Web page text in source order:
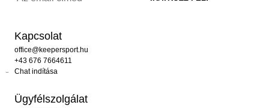
Kapcsolat
office@keepersport.hu
+43 676 7664611
Chat indítása
Ügyfélszolgálat